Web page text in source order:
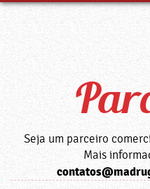
Seja um parceiro
Mais